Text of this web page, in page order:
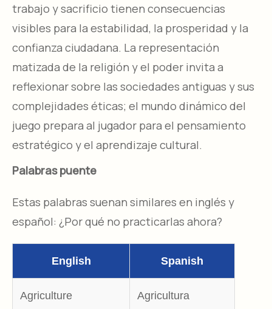
trabajo y sacrificio tienen consecuencias
visibles para la estabilidad, la prosperidad y la
confianza ciudadana. La representación
matizada de la religión y el poder invita a
reflexionar sobre las sociedades antiguas y sus
complejidades éticas; el mundo dinámico del
juego prepara al jugador para el pensamiento
estratégico y el aprendizaje cultural.
Palabras puente
Estas palabras suenan similares en inglés y
español: ¿Por qué no practicarlas ahora?
English Spanish
Agriculture Agricultura